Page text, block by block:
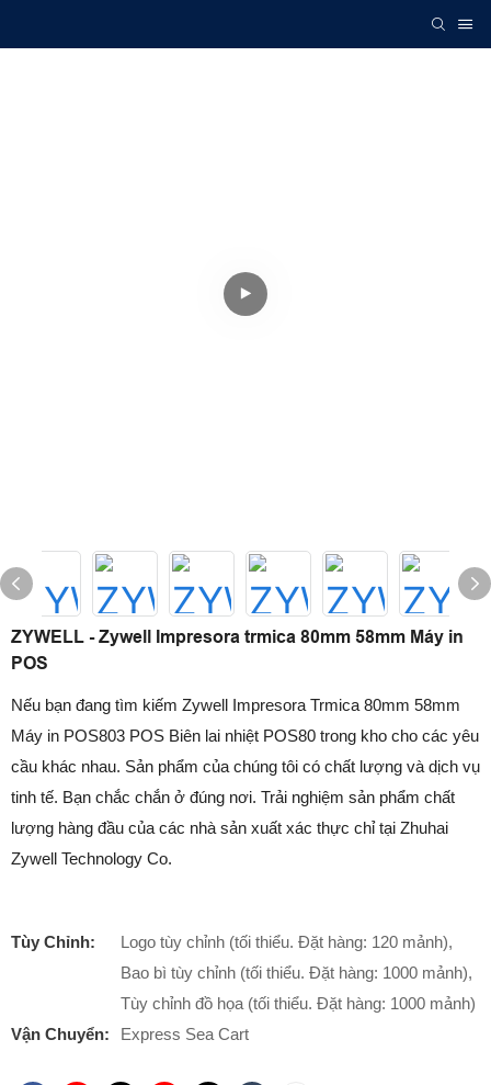
ZYWELL - Zywell Impresora trmica 80mm 58mm Máy in
POS
Nếu bạn đang tìm kiếm Zywell Impresora Trmica 80mm 58mm
Máy in POS803 POS Biên lai nhiệt POS80 trong kho cho các yêu
cầu khác nhau. Sản phẩm của chúng tôi có chất lượng và dịch vụ
tinh tế. Bạn chắc chắn ở đúng nơi. Trải nghiệm sản phẩm chất
lượng hàng đầu của các nhà sản xuất xác thực chỉ tại Zhuhai
Zywell Technology Co.
Tùy Chỉnh:
Logo tùy chỉnh (tối thiểu. Đặt hàng: 120 mảnh),
Bao bì tùy chỉnh (tối thiểu. Đặt hàng: 1000 mảnh),
Tùy chỉnh đồ họa (tối thiểu. Đặt hàng: 1000 mảnh)
Vận Chuyển:
Express Sea Cart